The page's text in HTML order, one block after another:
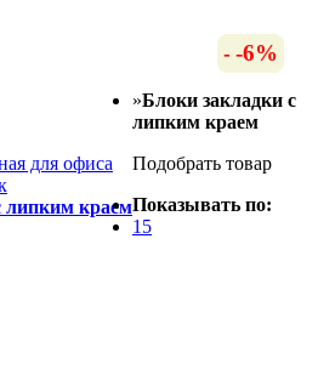
для офиса
липким краем
»Блоки закладки с
липким краем
Подобрать товар
Показывать по:
15
-30%
-6%
-7%
-6%
-30%
-6%
-30%
-6%
-6%